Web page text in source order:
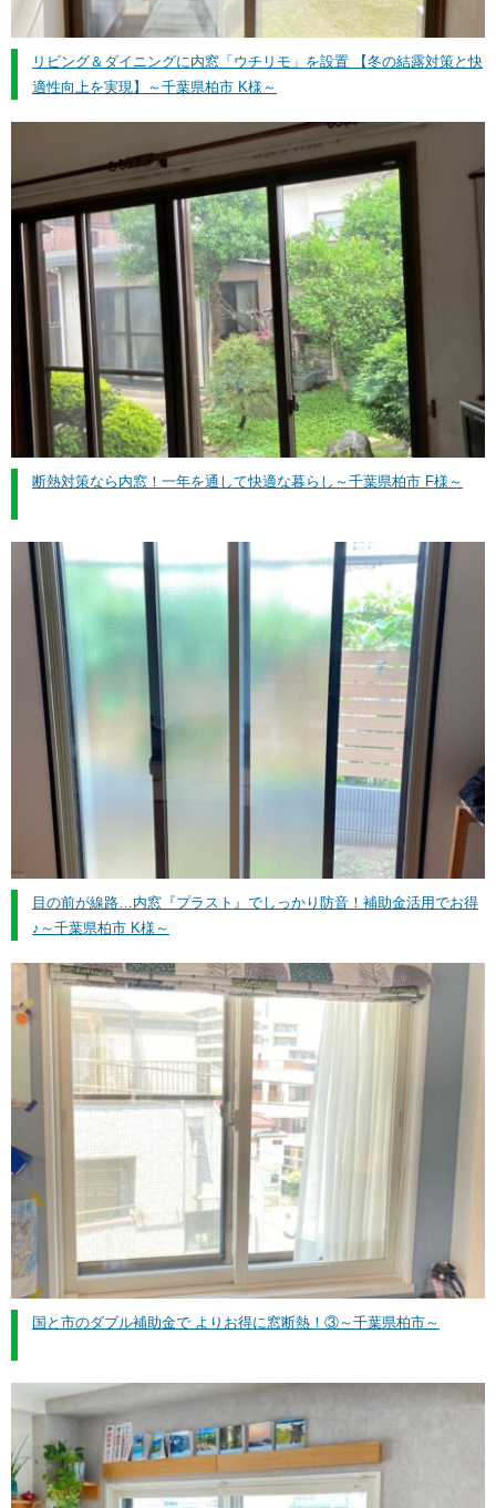
リビング＆ダイニングに内窓「ウチリモ」を設置 【冬の結露対策と快
適性向上を実現】～千葉県柏市 K様～
断熱対策なら内窓！一年を通して快適な暮らし～千葉県柏市 F様～
目の前が線路…内窓『プラスト』でしっかり防音！補助金活用でお得
♪～千葉県柏市 K様～
国と市のダブル補助金で よりお得に窓断熱！③～千葉県柏市～